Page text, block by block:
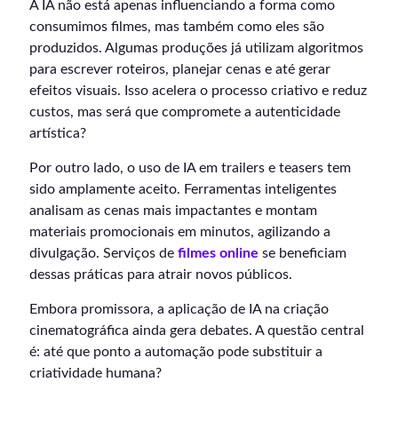
A IA não está apenas influenciando a forma como
consumimos filmes, mas também como eles são
produzidos. Algumas produções já utilizam algoritmos
para escrever roteiros, planejar cenas e até gerar
efeitos visuais. Isso acelera o processo criativo e reduz
custos, mas será que compromete a autenticidade
artística?
Por outro lado, o uso de IA em trailers e teasers tem
sido amplamente aceito. Ferramentas inteligentes
analisam as cenas mais impactantes e montam
materiais promocionais em minutos, agilizando a
divulgação. Serviços de filmes online se beneficiam
dessas práticas para atrair novos públicos.
Embora promissora, a aplicação de IA na criação
cinematográfica ainda gera debates. A questão central
é: até que ponto a automação pode substituir a
criatividade humana?